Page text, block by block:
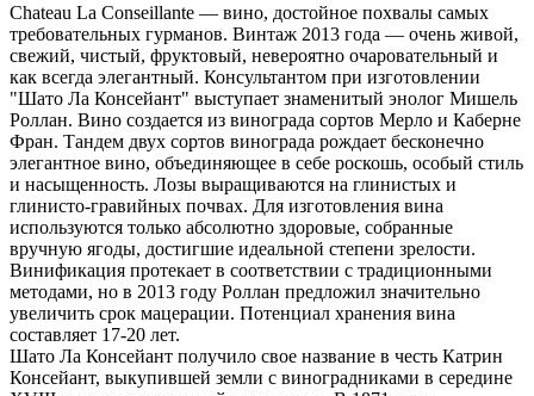
Chateau La Conseillante — вино, достойное похвалы самых
требовательных гурманов. Винтаж 2013 года — очень живой,
свежий, чистый, фруктовый, невероятно очаровательный и
как всегда элегантный. Консультантом при изготовлении
"Шато Ла Консейант" выступает знаменитый энолог Мишель
Роллан. Вино создается из винограда сортов Мерло и Каберне
Фран. Тандем двух сортов винограда рождает бесконечно
элегантное вино, объединяющее в себе роскошь, особый стиль
и насыщенность. Лозы выращиваются на глинистых и
глинисто-гравийных почвах. Для изготовления вина
используются только абсолютно здоровые, собранные
вручную ягоды, достигшие идеальной степени зрелости.
Винификация протекает в соответствии с традиционными
методами, но в 2013 году Роллан предложил значительно
увеличить срок мацерации. Потенциал хранения вина
составляет 17-20 лет.
Шато Ла Консейант получило свое название в честь Катрин
Консейант, выкупившей земли с виноградниками в середине